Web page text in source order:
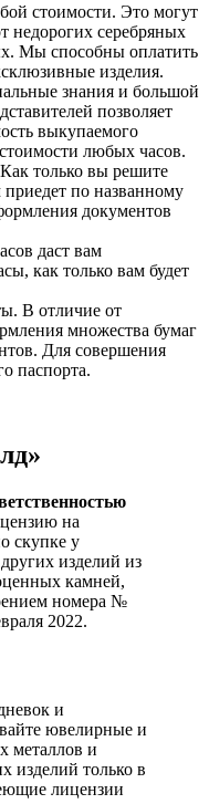
стоимости. Это могут
недорогих серебряных
Мы способны оплатить
изделия.
знания и большой
позволяет
выкупаемого
любых часов.
только вы решите
по названному
документов
даст вам
как только вам будет
В отличие от
множества бумаг
Для совершения
паспорта.
на
скупке у
изделий из
камней,
номера №
2022.
и
ювелирные и
металлов и
изделий только в
лицензии